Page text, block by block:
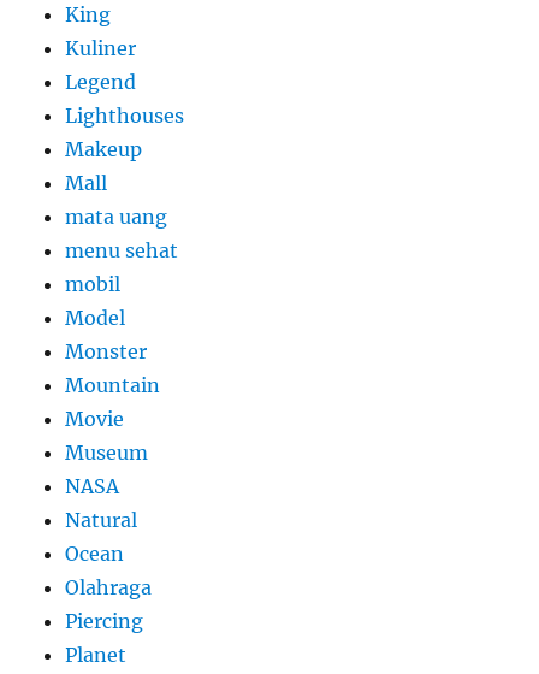
King
Kuliner
Legend
Lighthouses
Makeup
Mall
mata uang
menu sehat
mobil
Model
Monster
Mountain
Movie
Museum
NASA
Natural
Ocean
Olahraga
Piercing
Planet